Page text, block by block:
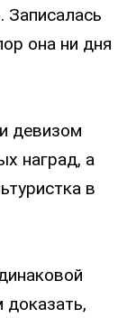
Записалась
она ни дня
девизом
наград, а
в
доказать,